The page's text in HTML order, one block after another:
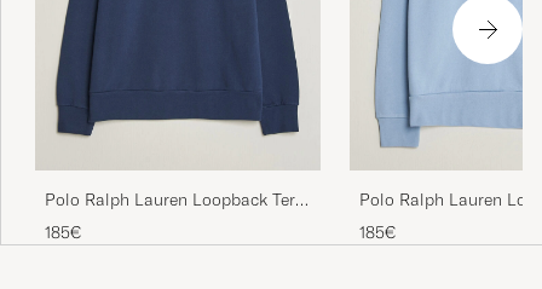
Polo Ralph Lauren Loopback Terry
Sweatshirt Cruise Navy
185€
Polo Ralph Lauren
Sweatshirt Chambray
185€